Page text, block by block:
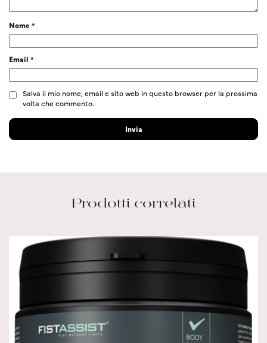
Nome*
Email *
Salva il mio nome, email e sito web in questo browser per la prossima
volta che commento.
Prodotti correlati